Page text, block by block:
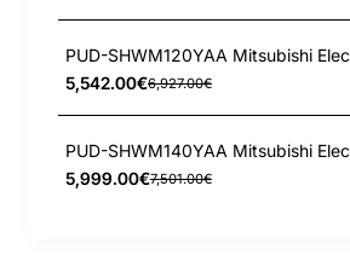
5,542.00€6,927.00€
5,999.00€7,501.00€